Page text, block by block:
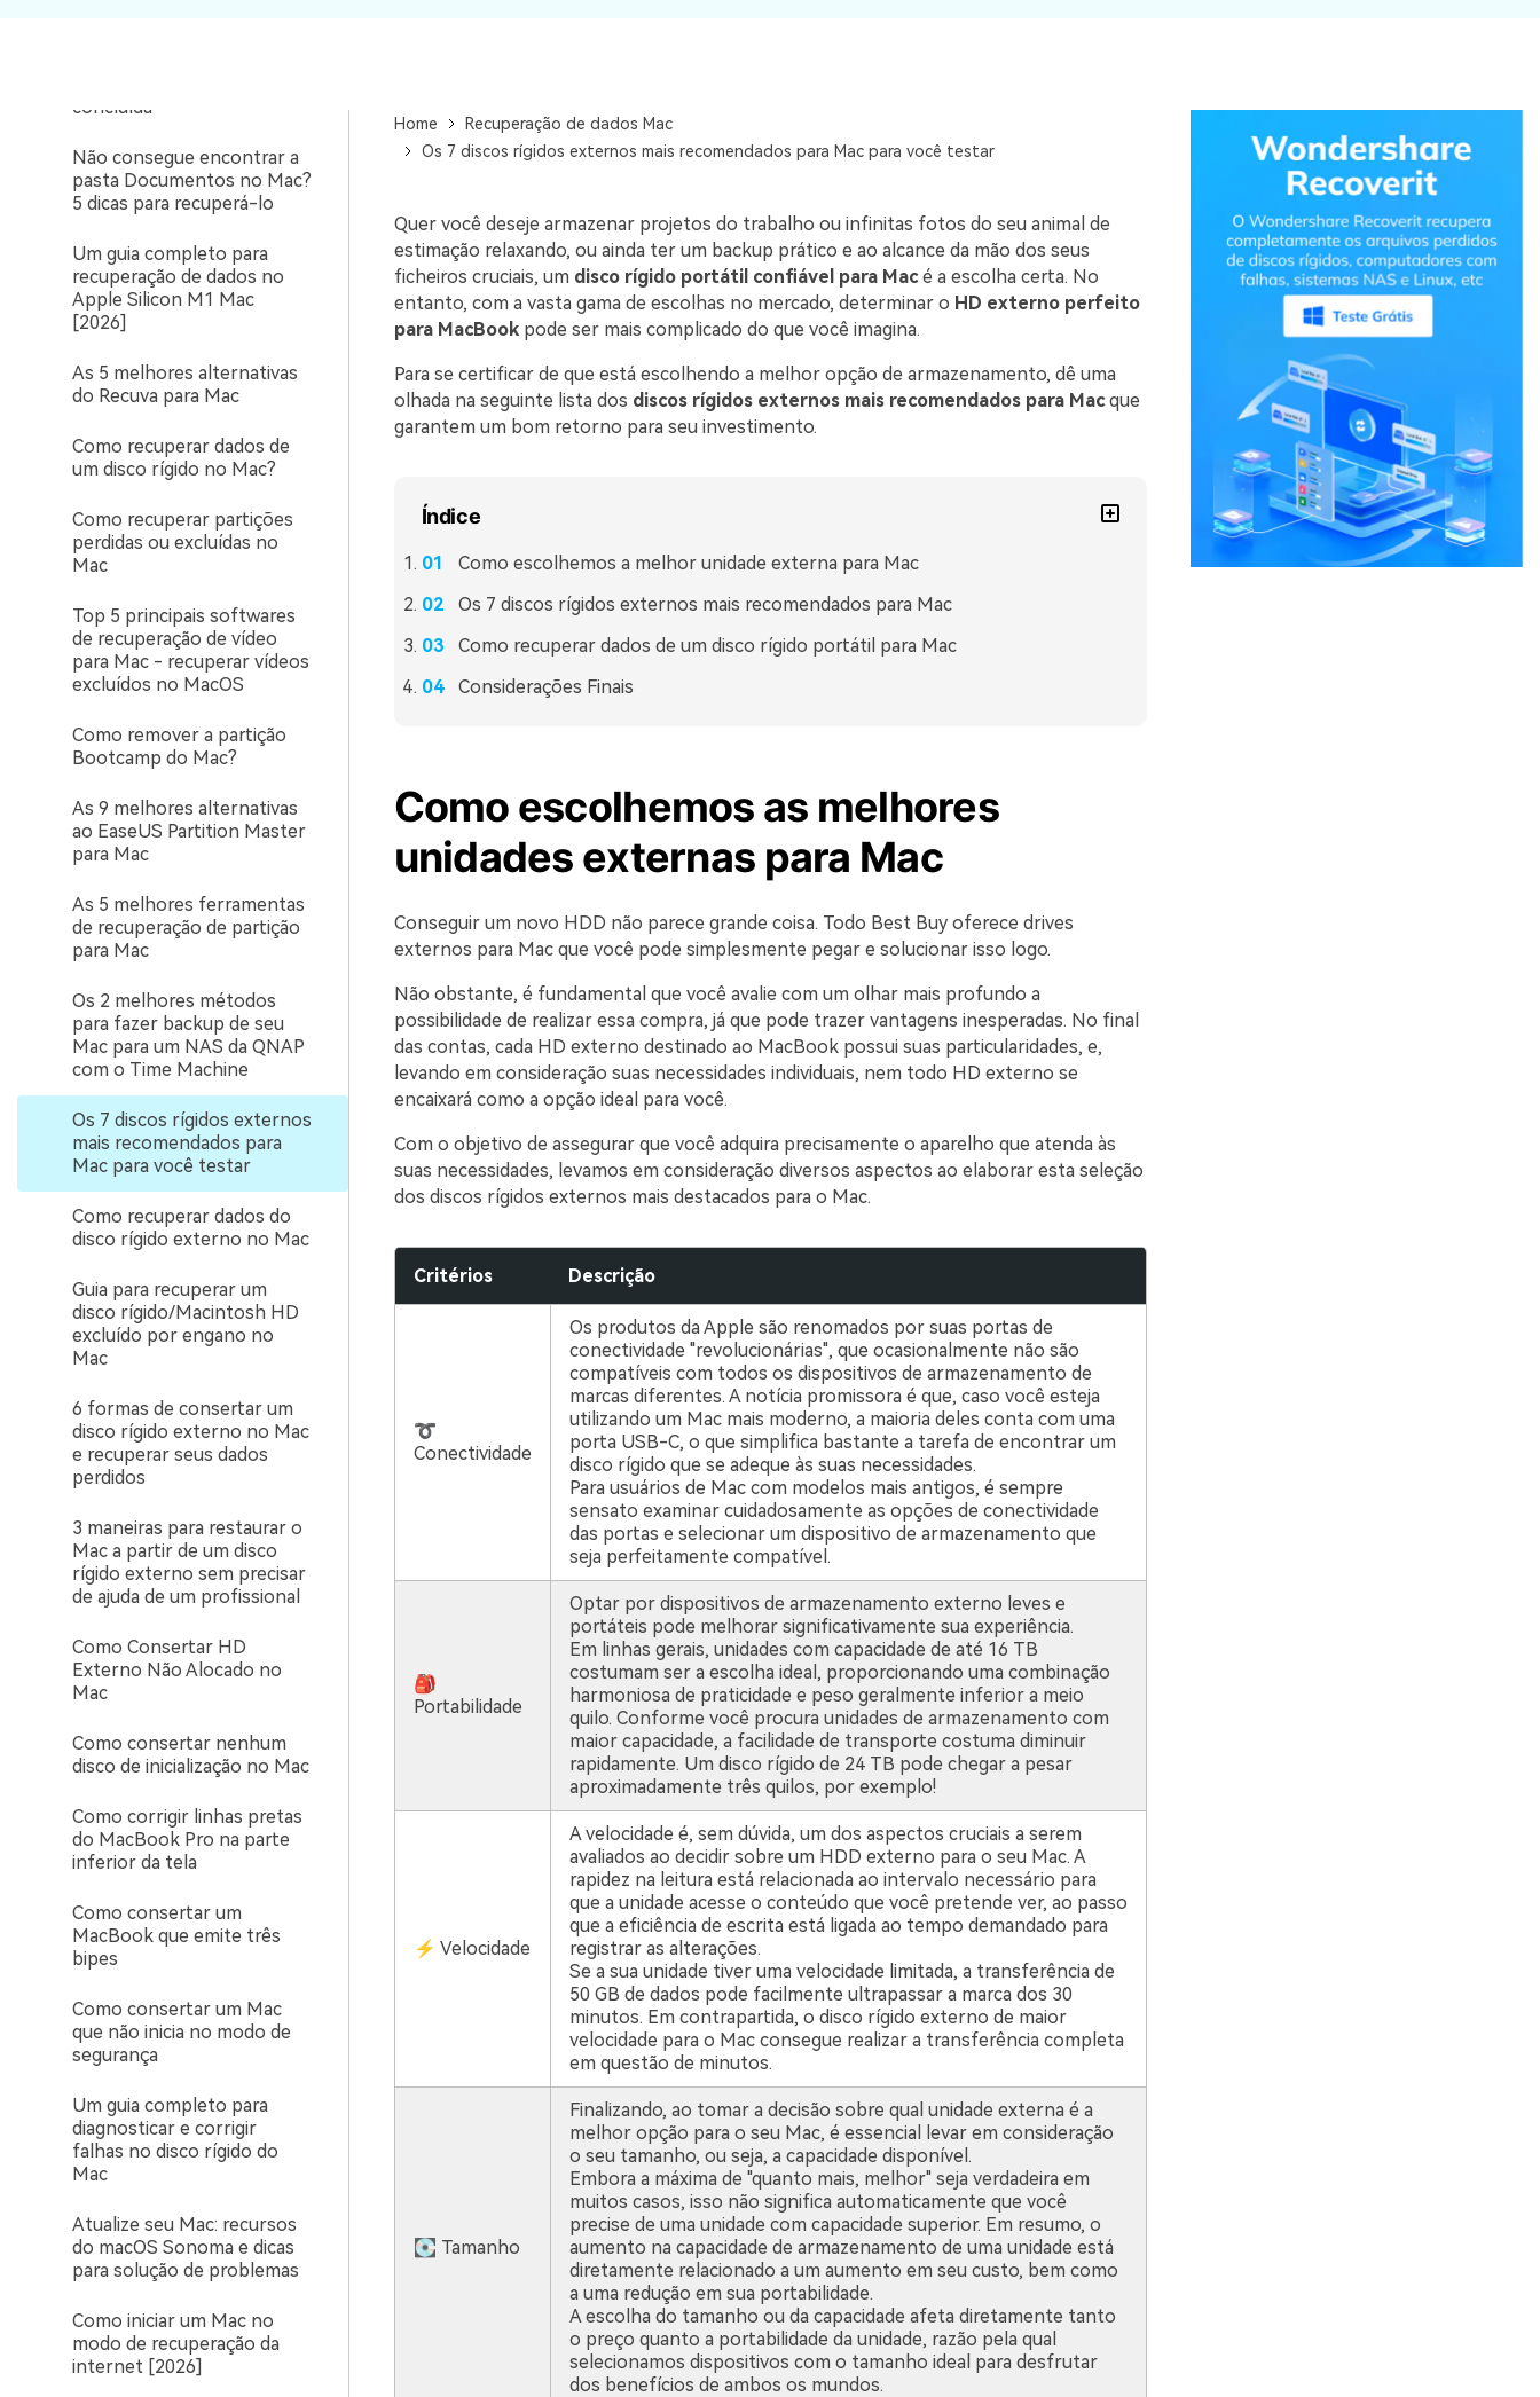
concluída
Não consegue encontrar a
pasta Documentos no Mac?
5 dicas para recuperá-lo
Um guia completo para
recuperação de dados no
Apple Silicon M1 Mac
[2026]
As 5 melhores alternativas
do Recuva para Mac
Como recuperar dados de
um disco rígido no Mac?
Como recuperar partições
perdidas ou excluídas no
Mac
Top 5 principais softwares
de recuperação de vídeo
para Mac - recuperar vídeos
excluídos no MacOS
Como remover a partição
Bootcamp do Mac?
As 9 melhores alternativas
ao EaseUS Partition Master
para Mac
As 5 melhores ferramentas
de recuperação de partição
para Mac
Os 2 melhores métodos
para fazer backup de seu
Mac para um NAS da QNAP
com o Time Machine
Os 7 discos rígidos externos
mais recomendados para
Mac para você testar
Como recuperar dados do
disco rígido externo no Mac
Guia para recuperar um
disco rígido/Macintosh HD
excluído por engano no
Mac
6 formas de consertar um
disco rígido externo no Mac
e recuperar seus dados
perdidos
3 maneiras para restaurar o
Mac a partir de um disco
rígido externo sem precisar
de ajuda de um profissional
Como Consertar HD
Externo Não Alocado no
Mac
Como consertar nenhum
disco de inicialização no Mac
Como corrigir linhas pretas
do MacBook Pro na parte
inferior da tela
Como consertar um
MacBook que emite três
bipes
Como consertar um Mac
que não inicia no modo de
segurança
Um guia completo para
diagnosticar e corrigir
falhas no disco rígido do
Mac
Atualize seu Mac: recursos
do macOS Sonoma e dicas
para solução de problemas
Como iniciar um Mac no
modo de recuperação da
internet [2026]
Home
Recuperação de dados Mac
Os 7 discos rígidos externos mais recomendados para Mac para você testar
Quer você deseje armazenar projetos do trabalho ou infinitas fotos do seu animal de
estimação relaxando, ou ainda ter um backup prático e ao alcance da mão dos seus
ficheiros cruciais, um disco rígido portátil confiável para Macé a escolha certa. No
entanto, com a vasta gama de escolhas no mercado, determinar o HD externo perfeito
para MacBookpode ser mais complicado do que você imagina.
Para se certificar de que está escolhendo a melhor opção de armazenamento, dê uma
olhada na seguinte lista dos discos rígidos externos mais recomendados para Macque
garantem um bom retorno para seu investimento.
Índice
Como escolhemos a melhor unidade externa para Mac
Os 7 discos rígidos externos mais recomendados para Mac
Como recuperar dados de um disco rígido portátil para Mac
Considerações Finais
Como escolhemos as melhores
unidades externas para Mac
Conseguir um novo HDD não parece grande coisa. Todo Best Buy oferece drives
externos para Mac que você pode simplesmente pegar e solucionar isso logo.
Não obstante, é fundamental que você avalie com um olhar mais profundo a
possibilidade de realizar essa compra, já que pode trazer vantagens inesperadas. No final
das contas, cada HD externo destinado ao MacBook possui suas particularidades, e,
levando em consideração suas necessidades individuais, nem todo HD externo se
encaixará como a opção ideal para você.
Com o objetivo de assegurar que você adquira precisamente o aparelho que atenda às
suas necessidades, levamos em consideração diversos aspectos ao elaborar esta seleção
dos discos rígidos externos mais destacados para o Mac.
Critérios Descrição
➰
Conectividade
Os produtos da Apple são renomados por suas portas de
conectividade "revolucionárias", que ocasionalmente não são
compatíveis com todos os dispositivos de armazenamento de
marcas diferentes. A notícia promissora é que, caso você esteja
utilizando um Mac mais moderno, a maioria deles conta com uma
porta USB-C, o que simplifica bastante a tarefa de encontrar um
disco rígido que se adeque às suas necessidades.
Para usuários de Mac com modelos mais antigos, é sempre
sensato examinar cuidadosamente as opções de conectividade
das portas e selecionar um dispositivo de armazenamento que
seja perfeitamente compatível.
🎒
Portabilidade
Optar por dispositivos de armazenamento externo leves e
portáteis pode melhorar significativamente sua experiência.
Em linhas gerais, unidades com capacidade de até 16 TB
costumam ser a escolha ideal, proporcionando uma combinação
harmoniosa de praticidade e peso geralmente inferior a meio
quilo. Conforme você procura unidades de armazenamento com
maior capacidade, a facilidade de transporte costuma diminuir
rapidamente. Um disco rígido de 24 TB pode chegar a pesar
aproximadamente três quilos, por exemplo!
⚡ Velocidade
A velocidade é, sem dúvida, um dos aspectos cruciais a serem
avaliados ao decidir sobre um HDD externo para o seu Mac. A
rapidez na leitura está relacionada ao intervalo necessário para
que a unidade acesse o conteúdo que você pretende ver, ao passo
que a eficiência de escrita está ligada ao tempo demandado para
registrar as alterações.
Se a sua unidade tiver uma velocidade limitada, a transferência de
50 GB de dados pode facilmente ultrapassar a marca dos 30
minutos. Em contrapartida, o disco rígido externo de maior
velocidade para o Mac consegue realizar a transferência completa
em questão de minutos.
💽 Tamanho
Finalizando, ao tomar a decisão sobre qual unidade externa é a
melhor opção para o seu Mac, é essencial levar em consideração
o seu tamanho, ou seja, a capacidade disponível.
Embora a máxima de "quanto mais, melhor" seja verdadeira em
muitos casos, isso não significa automaticamente que você
precise de uma unidade com capacidade superior. Em resumo, o
aumento na capacidade de armazenamento de uma unidade está
diretamente relacionado a um aumento em seu custo, bem como
a uma redução em sua portabilidade.
A escolha do tamanho ou da capacidade afeta diretamente tanto
o preço quanto a portabilidade da unidade, razão pela qual
selecionamos dispositivos com o tamanho ideal para desfrutar
dos benefícios de ambos os mundos.